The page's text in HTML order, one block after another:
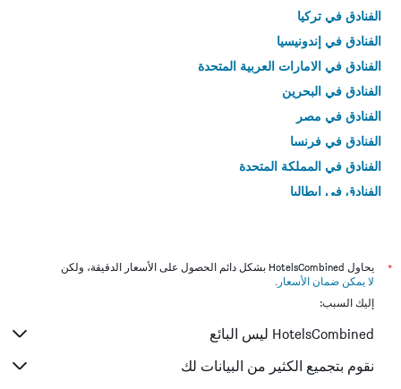
الفنادق في تركيا
الفنادق في إندونيسيا
الفنادق في الامارات العربية المتحدة
الفنادق في البحرين
الفنادق في مصر
الفنادق في فرنسا
الفنادق في المملكة المتحدة
الفنادق في إيطاليا
*
يحاول HotelsCombined بشكل دائم الحصول على الأسعار الدقيقة، ولكن
لا يمكن ضمان الأسعار .
إليك السبب:
HotelsCombined ليس البائع
نقوم بتجميع الكثير من البيانات لك